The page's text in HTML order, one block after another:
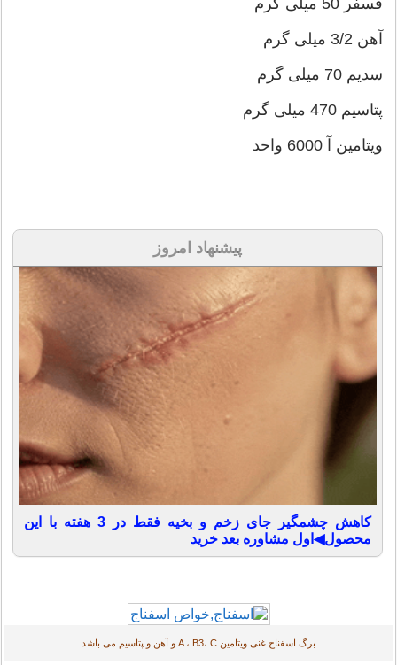
آهن 3/2 میلی گرم
سدیم 70 میلی گرم
پتاسیم 470 میلی گرم
ویتامین آ 6000 واحد
پیشنهاد امروز
کاهش چشمگیر جای زخم و بخیه فقط در 3 هفته با این
محصول◀اول مشاوره بعد خرید
برگ اسفناج غنی ویتامین A ، B3، C و آهن و پتاسیم می باشد